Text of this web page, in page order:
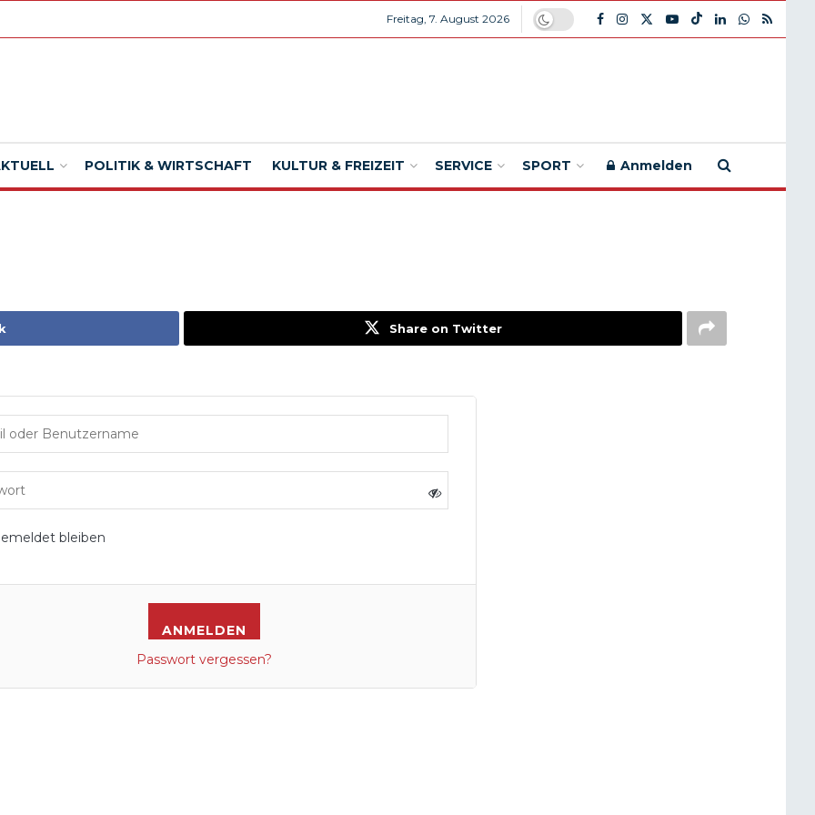
Freitag, 7. August 2026
POLITIK & WIRTSCHAFT KULTUR & FREIZEIT SERVICE SPORT Anmelden
Share on Twitter
bleiben
Passwort vergessen?